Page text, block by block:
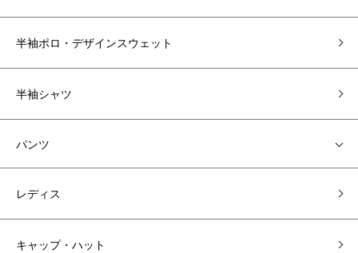
半袖ポロ・デザインスウェット
半袖シャツ
パンツ
レディス
キャップ・ハット